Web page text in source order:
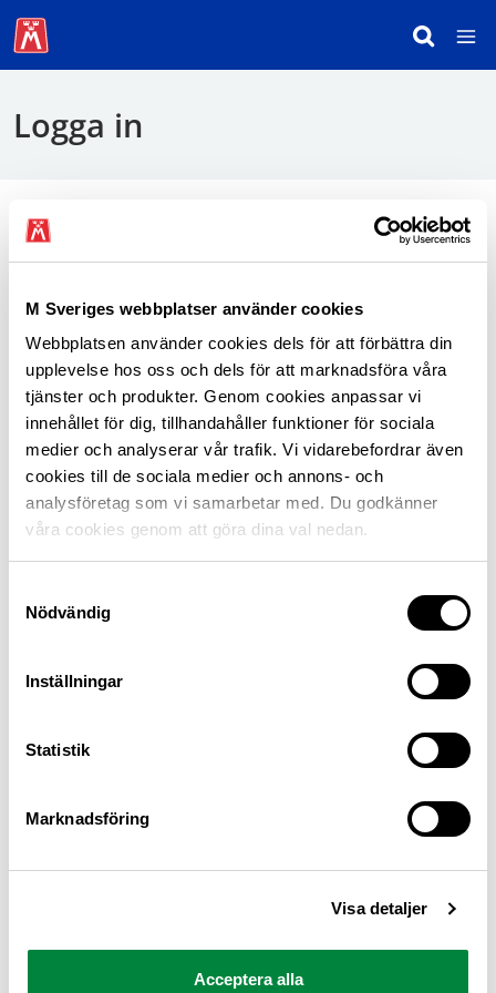
M Sveriges webbplatser använder cookies
Webbplatsen använder cookies dels för att förbättra din
upplevelse hos oss och dels för att marknadsföra våra
tjänster och produkter. Genom cookies anpassar vi
innehållet för dig, tillhandahåller funktioner för sociala
medier och analyserar vår trafik. Vi vidarebefordrar även
cookies till de sociala medier och annons- och
analysföretag som vi samarbetar med. Du godkänner
våra cookies genom att göra dina val nedan.
Nödvändig
Inställningar
Statistik
Marknadsföring
Visa detaljer
Acceptera alla
Logga in
För att logga in behöver du använda mobilt
BankID.
Logga in som medlem
M Sverige är Sveriges största konsumentorganisation
för bilister och andra trafikanter
Ansvarig utgivare: Heléne Lilja
Pressrum
Om oss